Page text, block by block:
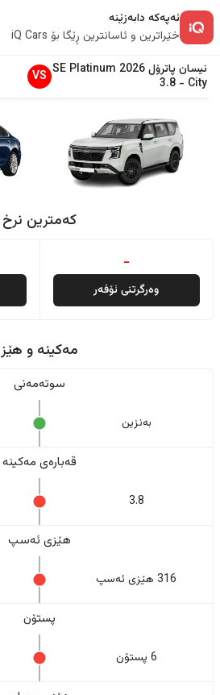
ئەپەکە دابەزێنە
خێراترین و ئاسانترین ڕێگا بۆ iQ Cars
نیسان پاترۆل2026
SE Platinum
City
-
3.8
VS
کەمترین نرخ
-
وەرگرتنی ئۆفەر
مەکینە و هێز
سوتەمەنی
بەنزین
قەبارەی مەکینە
3.8
هێزی ئەسپ
316 هێزی ئەسپ
پستۆن
6 پستۆن